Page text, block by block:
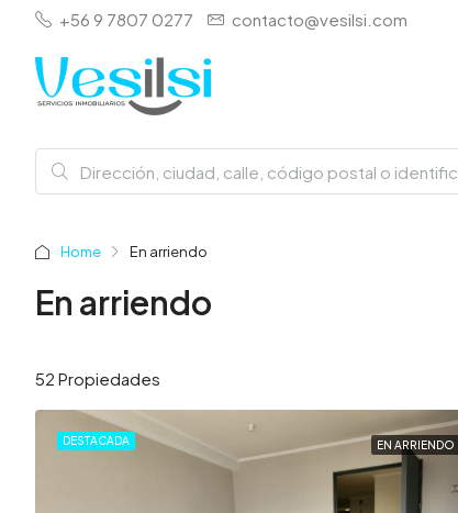
+56 9 7807 0277 contacto@vesilsi.com
Home En arriendo
En arriendo
52 Propiedades
DESTACADA EN ARRIENDO